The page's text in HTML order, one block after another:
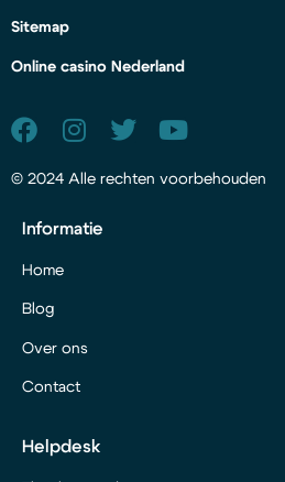
Sitemap
Online casino Nederland
© 2024 Alle rechten voorbehouden
Informatie
Home
Blog
Over ons
Contact
Helpdesk